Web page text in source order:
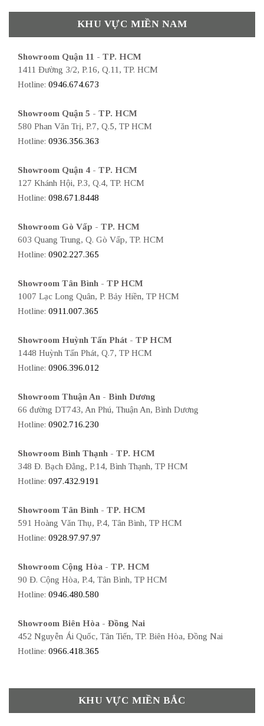
KHU VỰC MIỀN NAM
Showroom Quận 11 - TP. HCM
1411 Đường 3/2, P.16, Q.11, TP. HCM
Hotline: 0946.674.673
Showroom Quận 5 - TP. HCM
580 Phan Văn Trị, P.7, Q.5, TP HCM
Hotline: 0936.356.363
Showroom Quận 4 - TP. HCM
127 Khánh Hội, P.3, Q.4, TP. HCM
Hotline: 098.671.8448
Showroom Gò Vấp - TP. HCM
603 Quang Trung, Q. Gò Vấp, TP. HCM
Hotline: 0902.227.365
Showroom Tân Bình - TP HCM
1007 Lạc Long Quân, P. Bảy Hiền, TP HCM
Hotline: 0911.007.365
Showroom Huỳnh Tấn Phát - TP HCM
1448 Huỳnh Tấn Phát, Q.7, TP HCM
Hotline: 0906.396.012
Showroom Thuận An - Bình Dương
66 đường DT743, An Phú, Thuận An, Bình Dương
Hotline: 0902.716.230
Showroom Bình Thạnh - TP. HCM
348 Đ. Bạch Đằng, P.14, Bình Thạnh, TP HCM
Hotline: 097.432.9191
Showroom Tân Bình - TP. HCM
591 Hoàng Văn Thụ, P.4, Tân Bình, TP HCM
Hotline: 0928.97.97.97
Showroom Cộng Hòa - TP. HCM
90 Đ. Cộng Hòa, P.4, Tân Bình, TP HCM
Hotline: 0946.480.580
Showroom Biên Hòa - Đồng Nai
452 Nguyễn Ái Quốc, Tân Tiến, TP. Biên Hòa, Đồng Nai
Hotline: 0966.418.365
KHU VỰC MIỀN BẮC